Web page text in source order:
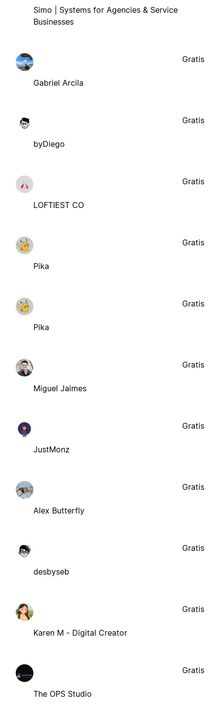
Simo | Systems for Agencies & Service
Businesses
Gabriel Arcila
Gratis
byDiego
Gratis
LOFTIEST CO
Gratis
Pika
Gratis
Pika
Gratis
Miguel Jaimes
Gratis
JustMonz
Gratis
Alex Butterfly
Gratis
desbyseb
Gratis
Karen M - Digital Creator
Gratis
The OPS Studio
Gratis